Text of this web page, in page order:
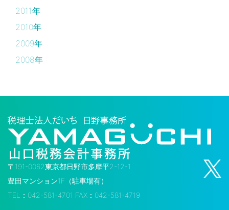
2011年
2010年
2009年
2008年
〒191-0062東京都日野市多摩平2-12-1
豊田マンション1F（駐車場有）
TEL：042-581-4701 FAX：042-581-4719